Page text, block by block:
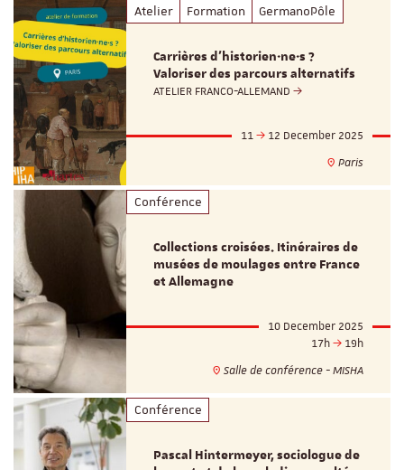
Atelier Formation GermanoPôle
Carrières d’historien·ne·s ?
Valoriser des parcours alternatifs
ATELIER FRANCO-ALLEMAND
11
12 December 2025
Paris
Conférence
Collections croisées. Itinéraires de
musées de moulages entre France
et Allemagne
10 December 2025
17h
19h
Salle de conférence - MISHA
Conférence
Pascal Hintermeyer, sociologue de